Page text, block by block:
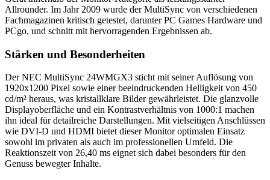
Allrounder. Im Jahr 2009 wurde der MultiSync von verschiedenen
Fachmagazinen kritisch getestet, darunter PC Games Hardware und
PCgo, und schnitt mit hervorragenden Ergebnissen ab.
Stärken und Besonderheiten
Der NEC MultiSync 24WMGX3 sticht mit seiner Auflösung von
1920x1200 Pixel sowie einer beeindruckenden Helligkeit von 450
cd/m² heraus, was kristallklare Bilder gewährleistet. Die glanzvolle
Displayoberfläche und ein Kontrastverhältnis von 1000:1 machen
ihn ideal für detailreiche Darstellungen. Mit vielseitigen Anschlüssen
wie DVI-D und HDMI bietet dieser Monitor optimalen Einsatz
sowohl im privaten als auch im professionellen Umfeld. Die
Reaktionszeit von 26,40 ms eignet sich dabei besonders für den
Genuss bewegter Inhalte.